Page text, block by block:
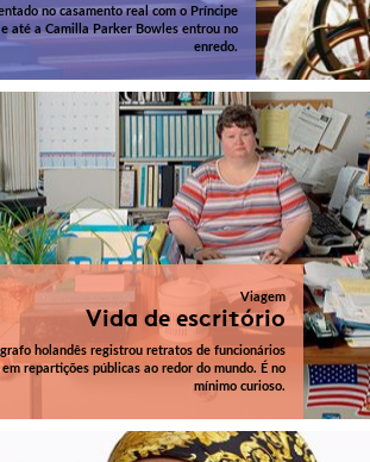
no casamento real com o Príncipe
até a Camilla Parker Bowles entrou no
enredo.
Viagem
Vida de escritório
holandês registrou retratos de funcionários
em repartições públicas ao redor do mundo. É no
mínimo curioso.